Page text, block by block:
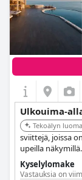
Ulkouima-
Tekoälyn luoma
sviittejä, joissa
upeilla
Kyselylomake
Vastauksia on